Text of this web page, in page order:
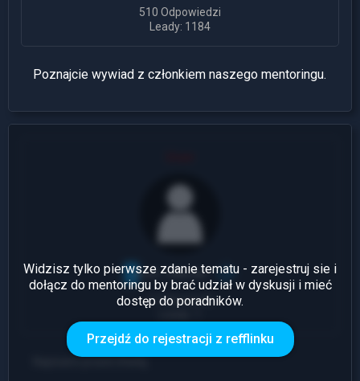
510 Odpowiedzi
Leady: 1184
Poznajcie wywiad z członkiem naszego mentoringu.
1 Odpowiedź
Widzisz tylko pierwsze zdanie tematu - zarejestruj sie i
dołącz do mentoringu by brać udział w dyskusji i mieć
dostęp do poradników.
Przejdź do rejestracji z refflinku